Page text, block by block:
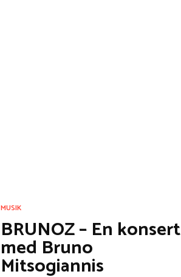
MUSIK
BRUNOZ – En konsert
med Bruno
Mitsogiannis